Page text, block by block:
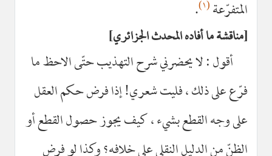
المتفرّعة(١) .
مناقشة ما أفاده المحدث الجزائري
أقول : لا يحضرني شرح التهذيب حتّى الاحظ ما
فرّع على ذلك ، فليت شعري! إذا فرض حكم العقل
على وجه القطع بشيء ، كيف يجوز حصول القطع أو